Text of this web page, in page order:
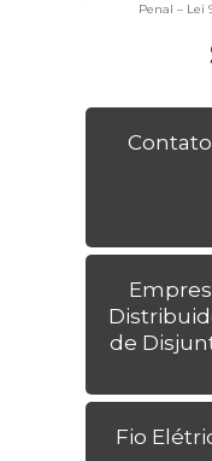
de
Fio
Penal – Lei